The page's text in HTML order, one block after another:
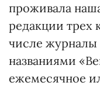
проживала
редакции трех
числе
названиями
ежемесячное